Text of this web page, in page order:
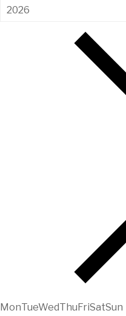
MonTueWedThuFriSatSun